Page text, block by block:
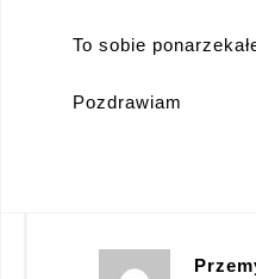
To sobie
Pozdrawiam